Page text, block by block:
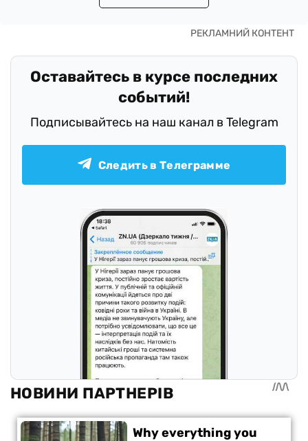
Оставайтесь в курсе последних
событий!
Подписывайтесь на наш канал в Telegram
Следить в Телеграмме